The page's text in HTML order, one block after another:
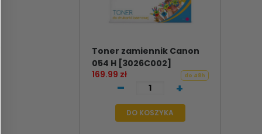
Toner zamiennik Canon
054 H [3026C002]
169.99 zł
do 48h
- +
DO KOSZYKA